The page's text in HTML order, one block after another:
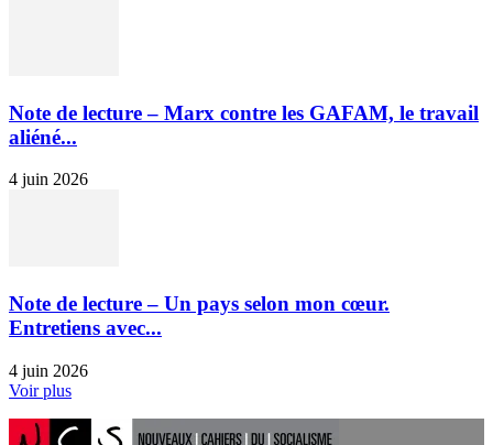
Note de lecture – Marx contre les GAFAM, le travail
aliéné...
4 juin 2026
Note de lecture – Un pays selon mon cœur.
Entretiens avec...
4 juin 2026
Voir plus